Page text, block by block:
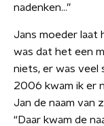
nadenken...”
Jans moeder laat
was dat het een
niets, er was veel
2006 kwam ik er
Jan de naam van
“Daar kwam de